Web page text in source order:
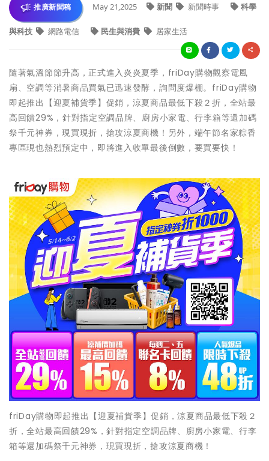
推廣新聞稿 May 21,2025 新聞 新聞時事 科學
與科技 網路電信 民生與消費 居家生活
隨著氣溫節節升高，正式進入炎炎夏季，friDay購物觀察電風
扇、空調等消暑商品買氣已迅速發酵，詢問度爆棚。friDay購物
即起推出【迎夏補貨季】促銷，涼夏商品最低下殺２折，全站最
高回饋29%，針對指定空調品牌、廚房小家電、行李箱等還加碼
祭千元神券，現買現折，搶攻涼夏商機！另外，端午節名家粽香
專區現也熱烈預定中，即將進入收單最後倒數，要買要快！
friDay購物即起推出【迎夏補貨季】促銷，涼夏商品最低下殺２
折，全站最高回饋29%，針對指定空調品牌、廚房小家電、行李
箱等還加碼祭千元神券，現買現折，搶攻涼夏商機！